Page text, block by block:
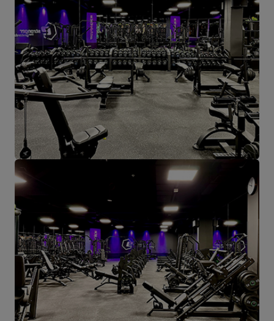
hier aus werden alle Formen des Online-Verkaufs und der Kontakt
mit unseren Kunden gesteuert. Von hier aus werden auch unsere
Produkte für einzelne Empfänger und Partnergeschäfte geschickt.
Das Herz unseres Unternehmens liegt in Starachowice und das ist
die Ortschaft, wo alles anfängt.